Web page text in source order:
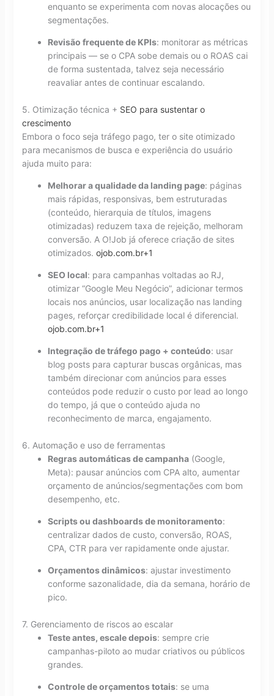
enquanto se experimenta com novas alocações ou
segmentações.
Revisão frequente de KPIs: monitorar as métricas
principais — se o CPA sobe demais ou o ROAS cai
de forma sustentada, talvez seja necessário
reavaliar antes de continuar escalando.
5. Otimização técnica + SEO para sustentar o
crescimento
Embora o foco seja tráfego pago, ter o site otimizado
para mecanismos de busca e experiência do usuário
ajuda muito para:
Melhorar a qualidade da landing page: páginas
mais rápidas, responsivas, bem estruturadas
(conteúdo, hierarquia de títulos, imagens
otimizadas) reduzem taxa de rejeição, melhoram
conversão. A O!Job já oferece criação de sites
otimizados. ojob.com.br+1
SEO local: para campanhas voltadas ao RJ,
otimizar “Google Meu Negócio”, adicionar termos
locais nos anúncios, usar localização nas landing
pages, reforçar credibilidade local é diferencial.
ojob.com.br+1
Integração de tráfego pago + conteúdo: usar
blog posts para capturar buscas orgânicas, mas
também direcionar com anúncios para esses
conteúdos pode reduzir o custo por lead ao longo
do tempo, já que o conteúdo ajuda no
reconhecimento de marca, engajamento.
6. Automação e uso de ferramentas
Regras automáticas de campanha(Google,
Meta): pausar anúncios com CPA alto, aumentar
orçamento de anúncios/segmentações com bom
desempenho, etc.
Scripts ou dashboards de monitoramento:
centralizar dados de custo, conversão, ROAS,
CPA, CTR para ver rapidamente onde ajustar.
Orçamentos dinâmicos: ajustar investimento
conforme sazonalidade, dia da semana, horário de
pico.
7. Gerenciamento de riscos ao escalar
Teste antes, escale depois: sempre crie
campanhas-piloto ao mudar criativos ou públicos
grandes.
Controle de orçamentos totais: se uma